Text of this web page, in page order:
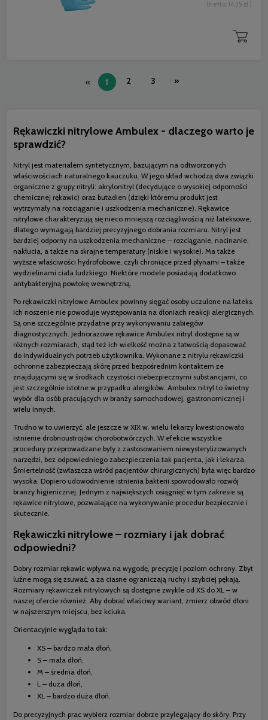
(netto: 14,35 zł )
« 1 2 3 »
Rękawiczki nitrylowe Ambulex - dlaczego warto je
sprawdzić?
Nitryl jest materiałem syntetycznym, bazującym na odtworzonych
właściwościach naturalnego kauczuku. W jego skład wchodzą dwa związki
organiczne z grupy nitryli: akrylonitryl (decydujące o wysokiej odporności
chemicznej rękawic) oraz butadien (dzięki któremu produkt jest
wytrzymały na rozciąganie i uszkodzenia mechaniczne). Rękawice
nitrylowe charakteryzują się nieco mniejszą rozciągliwością niż lateksowe,
dlatego wymagają bardziej precyzyjnego dobrania rozmiaru. Nitryl jest
bardziej odporny na uszkodzenia mechaniczne – rozciąganie, nacinanie,
nakłucia, a także na skrajne temperatury (niskie i wysokie). Ma także
wyższe właściwości hydrofobowe, czyli chroniące przed płynami – także
wydzielinami ciała ludzkiego. Niektóre modele posiadają dodatkowo
antybakteryjną powłokę wewnętrzną.
Po rękawiczki nitrylowe Ambulex powinny sięgać osoby uczulone na lateks.
Ich noszenie nie powoduje występowania na dłoniach reakcji alergicznych.
Są one szczególnie przydatne przy wykonywaniu zabiegów
diagnostycznych. Jednorazowe rękawice Ambulex nitryl dostępne są w
różnych rozmiarach, stąd też ich wielkość można z łatwością dopasować
do indywidualnych potrzeb użytkownika. Wykonane z nitrylu rękawiczki
ochronne zabezpieczają skórę przed bezpośrednim kontaktem ze
znajdującymi się w środkach czystości niebezpiecznymi substancjami, co
jest szczególnie istotne w przypadku alergików. Ambulex nitryl to świetny
wybór dla osób pracujących w branży samochodowej, gastronomicznej i
wielu innych.
Trudno w to uwierzyć, ale jeszcze w XIX w. wielu lekarzy kwestionowało
istnienie drobnoustrojów chorobotwórczych. W efekcie wszystkie
procedury przeprowadzane były z zastosowaniem niewysterylizowanych
narzędzi, bez odpowiedniego zabezpieczenia tak pacjenta, jak i lekarza.
Śmiertelność (zwłaszcza wśród pacjentów chirurgicznych) była więc bardzo
wysoka. Dopiero udowodnienie istnienia bakterii spowodowało rozwój
branży higienicznej. Jednym z największych osiągnięć w tym zakresie są
rękawice nitrylowe, pozwalające na wykonywanie procedur bezpiecznie i
skutecznie.
Rękawiczki nitrylowe – rozmiary i jak dobrać
odpowiedni?
Dobry rozmiar rękawic wpływa na wygodę, precyzję i poziom ochrony. Zbyt
luźne mogą się zsuwać, a za ciasne ograniczają ruchy i szybciej pękają.
Rozmiary rękawiczek nitrylowych są dostępne zwykle od XS do XL – w
naszej ofercie również. Aby dobrać właściwy wariant, zmierz obwód dłoni
w najszerszym miejscu, bez kciuka.
Orientacyjnie wygląda to tak:
XS – bardzo mała dłoń,
S – mała dłoń,
M – średnia dłoń,
L – duża dłoń,
XL – bardzo duża dłoń.
Do precyzyjnych prac wybierz rozmiar dobrze przylegający do skóry. Przy